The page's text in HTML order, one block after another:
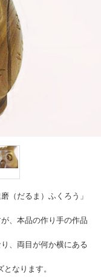
（だるま）ふくろう」
、本品の作り手の作品
、両目が何か横にある
なります。